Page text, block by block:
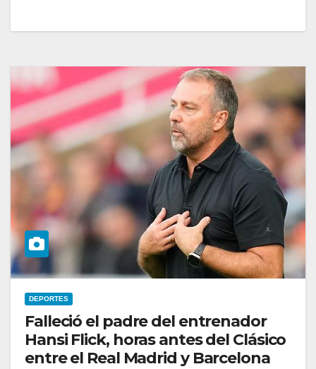
DEPORTES
Falleció el padre del entrenador
Hansi Flick, horas antes del Clásico
entre el Real Madrid y Barcelona